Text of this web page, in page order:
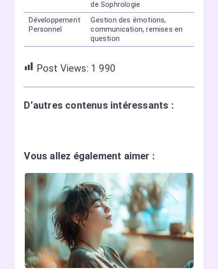
de Sophrologie
Développement
Personnel
Gestion des émotions,
communication, remises en
question
Post Views: 1 990
D’autres contenus intéressants :
Vous allez également aimer :